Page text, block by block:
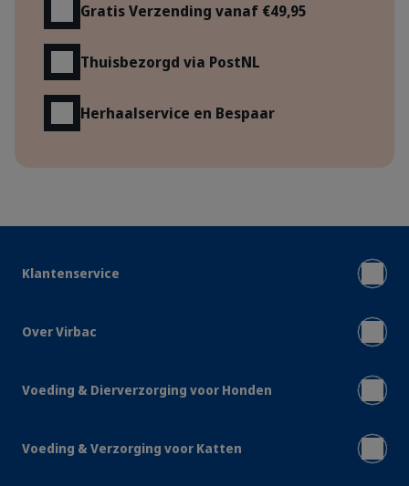
Gratis Verzending vanaf €49,95
Thuisbezorgd via PostNL
Herhaalservice en Bespaar
Klantenservice
Over Virbac
Voeding & Dierverzorging voor Honden
Voeding & Verzorging voor Katten